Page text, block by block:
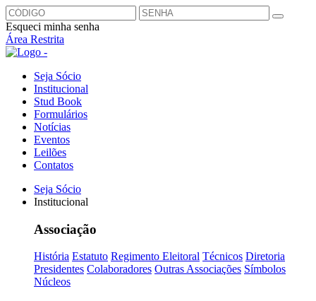
Esqueci minha senha
Área Restrita
Seja Sócio
Institucional
Stud Book
Formulários
Notícias
Eventos
Leilões
Contatos
Seja Sócio
Institucional
Associação
História Estatuto Regimento Eleitoral Técnicos Diretoria
Presidentes Colaboradores Outras Associações Símbolos
Núcleos